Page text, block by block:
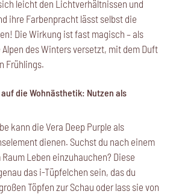
leicht den Lichtverhältnissen und
ihre Farbenpracht lässt selbst die
Die Wirkung ist fast magisch – als
des Winters versetzt, mit dem Duft
Frühlings.
die Wohnästhetik: Nutzen als
kann die Vera Deep Purple als
dienen. Suchst du nach einem
Leben einzuhauchen? Diese
das i-Tüpfelchen sein, das du
Töpfen zur Schau oder lass sie von